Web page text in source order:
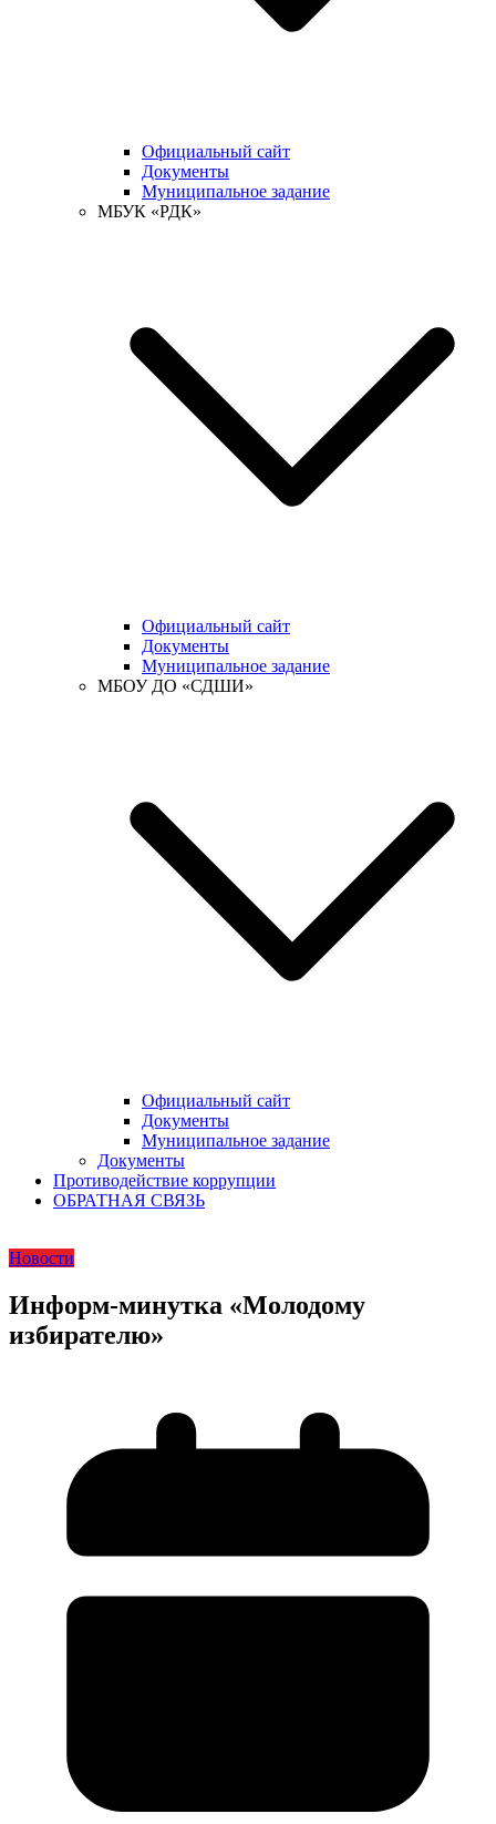
Официальный сайт
Документы
Муниципальное задание
МБУК «РДК»
Официальный сайт
Документы
Муниципальное задание
МБОУ ДО «СДШИ»
Официальный сайт
Документы
Муниципальное задание
Документы
Противодействие коррупции
ОБРАТНАЯ СВЯЗЬ
Новости
Информ-минутка «Молодому
избирателю»